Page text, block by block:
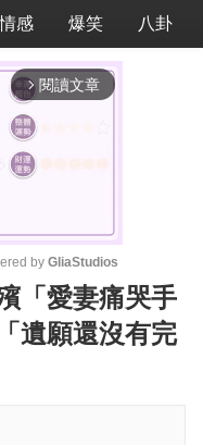
情感 爆笑 八卦
arrow_forward_ios 閱讀文章
M
u
t
by GliaStudios
「愛妻痛哭手
遺願還沒有完